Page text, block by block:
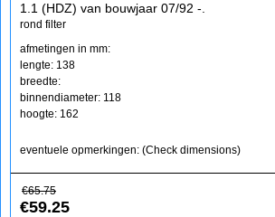
1.1 (HDZ) van bouwjaar 07/92 -.
rond filter
afmetingen in mm:
lengte: 138
breedte:
binnendiameter: 118
hoogte: 162
eventuele opmerkingen: (Check dimensions)
€65.75
€59.25